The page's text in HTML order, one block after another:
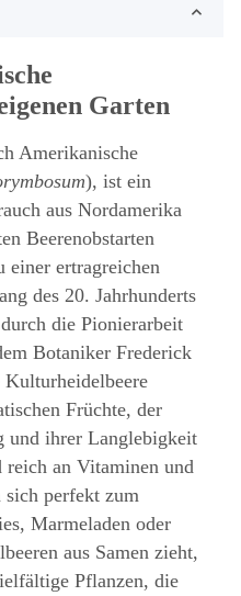
Garten
Amerikanische
), ist ein
aus Nordamerika
Beerenobstarten
ertragreichen
des 20. Jahrhunderts
die Pionierarbeit
Botaniker Frederick
Früchte, der
und ihrer Langlebigkeit
reich an Vitaminen und
perfekt zum
Marmeladen oder
aus Samen zieht,
Pflanzen, die